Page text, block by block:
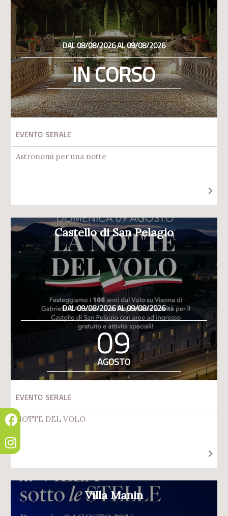
DAL 08/08/2026 AL 09/08/2026
IN CORSO
EVENTO SERALE
Astronomi per una notte
Castello di San Pelagio
DAL 09/08/2026 AL 09/08/2026
09
AGOSTO
EVENTO SERALE
NOTTE DEL VOLO
Villa Manin